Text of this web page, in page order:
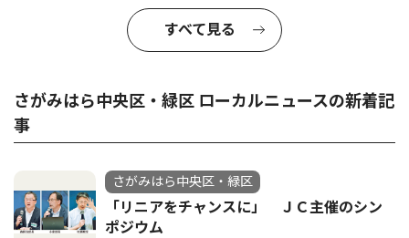
すべて見る
さがみはら中央区・緑区 ローカルニュースの新着記
事
さがみはら中央区・緑区
「リニアをチャンスに」 ＪＣ主催のシン
ポジウム